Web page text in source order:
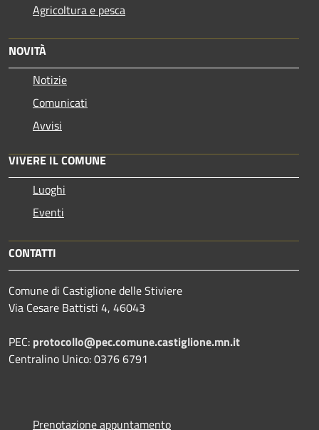
Agricoltura e pesca
NOVITÀ
Notizie
Comunicati
Avvisi
VIVERE IL COMUNE
Luoghi
Eventi
CONTATTI
Comune di Castiglione delle Stiviere
Via Cesare Battisti 4, 46043
PEC: protocollo@pec.comune.castiglione.mn.it
Centralino Unico: 0376 6791
Prenotazione appuntamento